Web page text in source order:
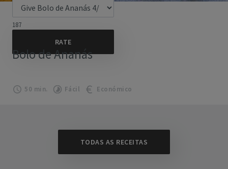
187
Bolo de Ananás
50 min. Fácil Económico
TODAS AS RECEITAS